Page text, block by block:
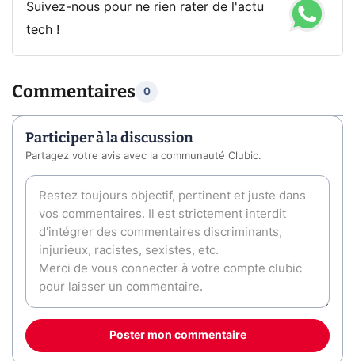
Suivez-nous pour ne rien rater de l'actu
tech !
Commentaires 0
Participer à la discussion
Partagez votre avis avec la communauté Clubic.
Poster mon commentaire